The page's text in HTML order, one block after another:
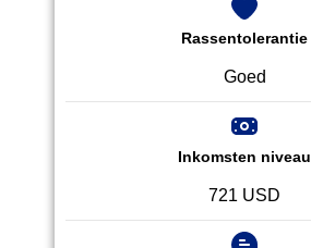
Rassentolerantie
Goed
Inkomsten niveau
721 USD